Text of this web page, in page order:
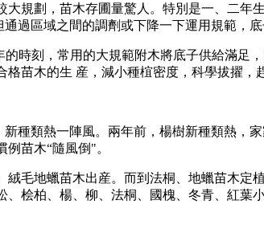
規劃，苗木存圃量驚人。特別是一、二年
過區域之間的調劑或下降一下運用規範，底
時刻，常用的大規範附木將底子供給滿足
苗木的生 産，減小種椬密度，科學拔擢，
種類熱一陣風。兩年前，楊樹新種類熱，
苗木“隨風倒"。
毛地蠟苗木出産。而到法桐、地蠟苗木定
桧柏、楊、柳、法桐、國槐、冬青、紅葉小